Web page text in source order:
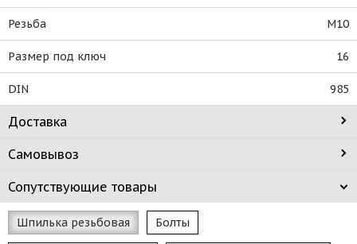
Резьба М10
Размер под ключ 16
DIN 985
Доставка
Самовывоз
Сопутствующие товары
Шпилька резьбовая Болты